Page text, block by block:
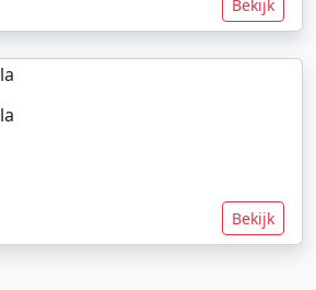
Bekijk
Bekijk